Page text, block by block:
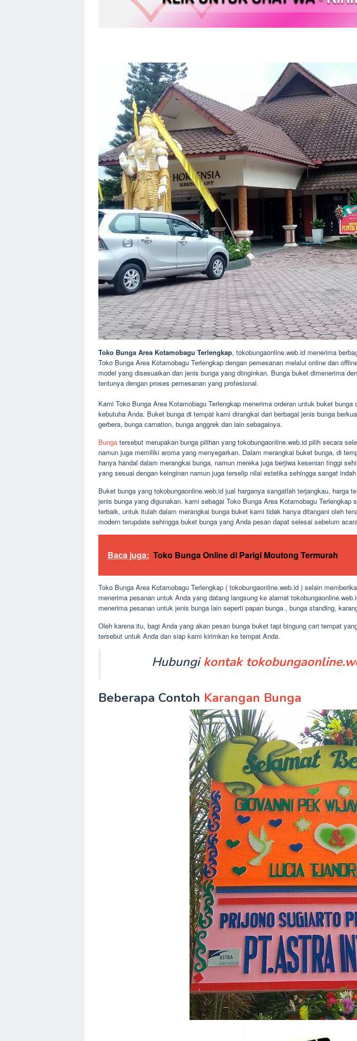
Toko Bunga Area Kotamobagu Terlengkap, tokobungaonline.web.id menerima
Toko Bunga Area Kotamobagu Terlengkap dengan pemesanan melalui online dan
model yang disesuaikan dan jenis bunga yang diinginkan. Bunga buket dimenerima
tentunya dengan proses pemesanan yang profesional.
Kami Toko Bunga Area Kotamobagu Terlengkap menerima orderan untuk buket
kebutuha Anda. Buket bunga di tempat kami dirangkai dari berbagai jenis bunga
gerbera, bunga carnation, bunga anggrek dan lain sebagainya.
Bunga tersebut merupakan bunga pilihan yang tokobungaonline.web.id pilih secara
namun juga memiliki aroma yang menyegarkan. Dalam merangkai buket bunga, di
hanya handal dalam merangkai bunga, namun mereka juga berjiwa kesenian tinggi
yang sesuai dengan keinginan namun juga terselip nilai estetika sehingga sangat
Buket bunga yang tokobungaonline.web.id jual harganya sangatlah terjangkau, harga
jenis bunga yang digunakan. kami sebagai Toko Bunga Area Kotamobagu
terbaik, untuk itulah dalam merangkai bunga buket kami tidak hanya ditangani oleh
modern terupdate sehingga buket bunga yang Anda pesan dapat selesai sebelum
Baca juga: Toko Bunga Online di Parigi Moutong Termurah
Toko Bunga Area Kotamobagu Terlengkap ( tokobungaonline.web.id ) selain
menerima pesanan untuk Anda yang datang langsung ke alamat
menerima pesanan untuk jenis bunga lain seperti papan bunga , bunga standing,
Oleh karena itu, bagi Anda yang akan pesan bunga buket tapi bingung cari tempat
tersebut untuk Anda dan siap kami kirimkan ke tempat Anda.
Hubungi kontak
Beberapa Contoh Karangan Bunga